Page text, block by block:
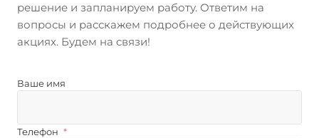
решение и запланируем работу. Ответим на
вопросы и расскажем подробнее о действующих
акциях. Будем на связи!
Ваше имя
Телефон *